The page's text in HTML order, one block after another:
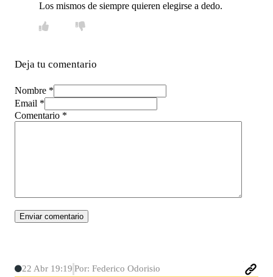
Los mismos de siempre quieren elegirse a dedo.
Deja tu comentario
Nombre *
Email *
Comentario *
22 Abr 19:19 Por: Federico Odorisio